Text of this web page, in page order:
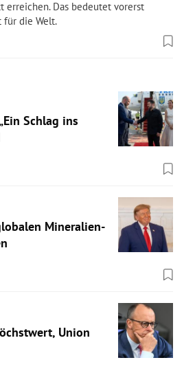
erreichen. Das bedeutet vorerst
für die Welt.
Schlag ins
Mineralien-
Union